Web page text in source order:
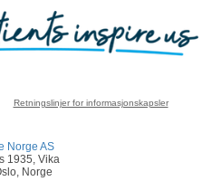
Retningslinjer for informasjonskapsler
Norge AS
1935, Vika
Norge